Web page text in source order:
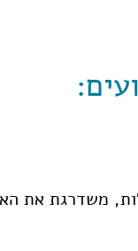
משדרגת את